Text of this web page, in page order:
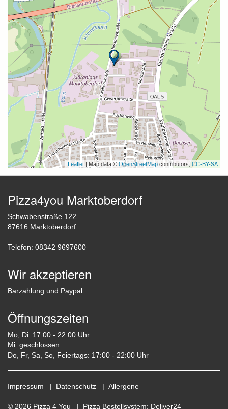
Leaflet | Map data ©OpenStreetMap contributors, CC-BY-SA
Pizza4you Marktoberdorf
Schwabenstraße 122
87616 Marktoberdorf
Telefon: 08342 9697600
Wir akzeptieren
Barzahlung und Paypal
Öffnungszeiten
Mo, Di: 17:00 - 22:00 Uhr
Mi: geschlossen
Do, Fr, Sa, So, Feiertags: 17:00 - 22:00 Uhr
Impressum | Datenschutz | Allergene
© 2026 Pizza 4 You | Pizza Bestellsystem: Deliver24